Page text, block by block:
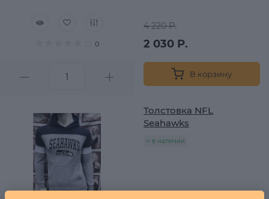
0
4 220 Р.
2 030 Р.
В корзину
Толстовка NFL
Seahawks
в наличии